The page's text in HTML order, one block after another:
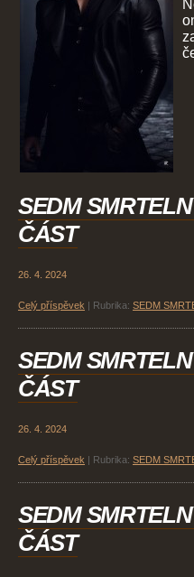
SEDM
ČÁST
26. 4. 2024
Celý příspěvek Rubrika: SEDM
SEDM
ČÁST
26. 4. 2024
Celý příspěvek Rubrika: SEDM
SEDM
ČÁST